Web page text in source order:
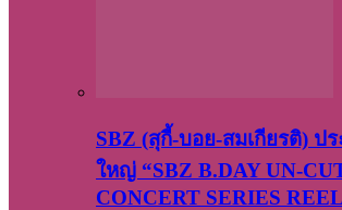
SBZ (สุกี้-บอย-สมเกียรติ) ป
ใหญ่ “SBZ B.DAY UN-
CONCERT SERIES